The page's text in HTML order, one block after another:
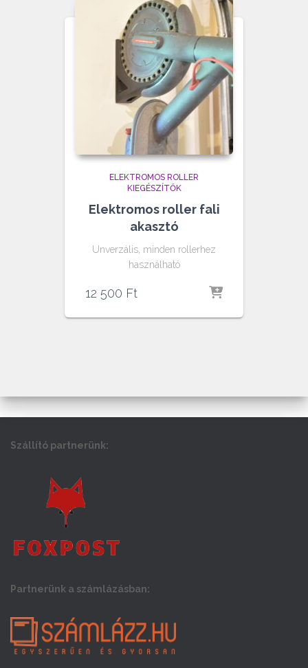
ELEKTROMOS ROLLER
KIEGÉSZÍTŐK
Elektromos roller fali
akasztó
Unverzális, minden rollerhez
használható
12 500 Ft
Szállító partnerünk:
Partnerünk a számlázásban: